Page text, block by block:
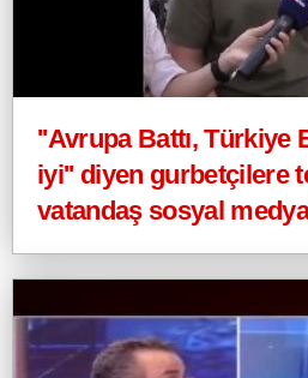
''Avrupa Battı, Türkiye
iyi'' diyen gurbetçilere
vatandaş sosyal